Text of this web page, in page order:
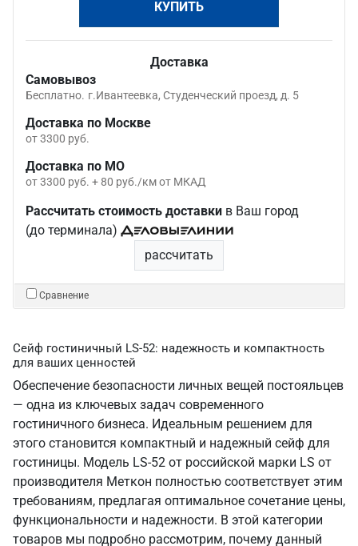
КУПИТЬ
Доставка
Самовывоз
Бесплатно. г.Ивантеевка, Студенческий проезд, д. 5
Доставка по Москве
от 3300 руб.
Доставка по МО
от 3300 руб. + 80 руб./км от МКАД
Рассчитать стоимость доставки в Ваш город
(до терминала)
рассчитать
Сравнение
Сейф гостиничный LS-52: надежность и компактность
для ваших ценностей
Обеспечение безопасности личных вещей постояльцев
— одна из ключевых задач современного
гостиничного бизнеса. Идеальным решением для
этого становится компактный и надежный сейф для
гостиницы. Модель LS-52 от российской марки LS от
производителя Меткон полностью соответствует этим
требованиям, предлагая оптимальное сочетание цены,
функциональности и надежности. В этой категории
товаров мы подробно рассмотрим, почему данный